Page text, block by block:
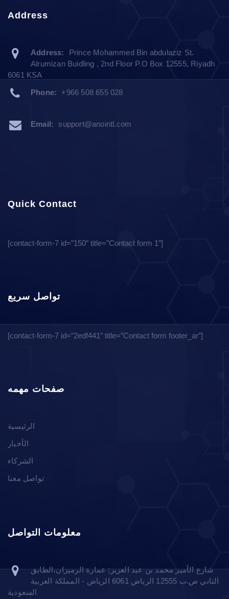
Address
Address:
Prince Mohammed Bin abdulaziz St.
Alrumizan Buidling , 2nd Floor P.O Box 12555, Riyadh
6061 KSA
Phone:
+966 508 655 028
Email: support@anointl.com
Quick Contact
[contact-form-7 id=”150″ title=”Contact form 1″]
تواصل سريع
[contact-form-7 id=”2edf441″ title=”Contact form footer_ar”]
صفحات مهمه
الرئيسية
الأخبار
الشركاء
تواصل معنا
معلومات التواصل
شارع الأمير محمد بن عبد العزيز; عمارة الرميزان،الطابق
الثاني ص.ب 12555 الرياض 6061 الرياض - المملكة العربية
السعودية